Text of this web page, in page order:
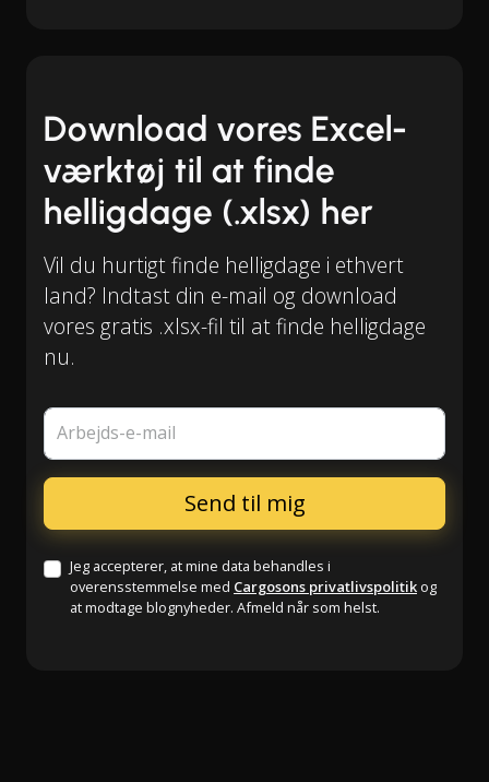
Download vores Excel-
værktøj til at finde
helligdage (.xlsx) her
Vil du hurtigt finde helligdage i ethvert
land? Indtast din e-mail og download
vores gratis .xlsx-fil til at finde helligdage
nu.
Arbejds-e-mail
Jeg accepterer, at mine data behandles i
overensstemmelse med Cargosons privatlivspolitik og
at modtage blognyheder. Afmeld når som helst.